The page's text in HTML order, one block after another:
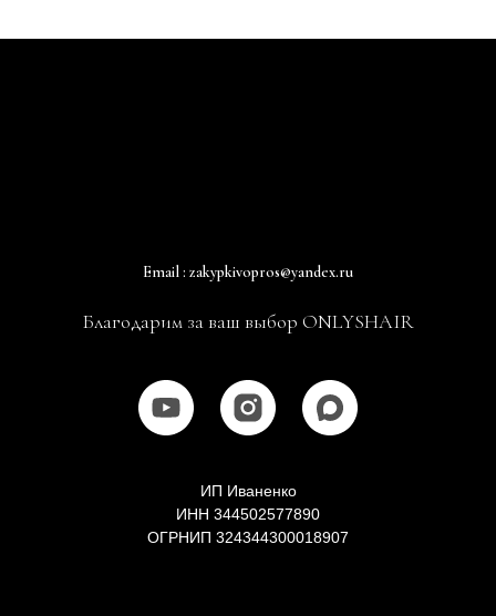
Email : zakypkivopros@yandex.ru
Благодарим за ваш выбор ONLYSHAIR
ИП Иваненко
ИНН 344502577890
ОГРНИП 324344300018907